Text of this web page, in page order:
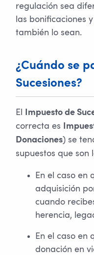
regulación sea
las bonificaciones
también lo sean.
¿Cuándo se
Sucesiones?
El Impuesto de
correcta es
Donaciones) se
supuestos que son
En el caso en
adquisición
cuando
herencia,
En el caso en
donación en